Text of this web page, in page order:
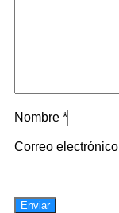
Nombre *
Correo electrónico